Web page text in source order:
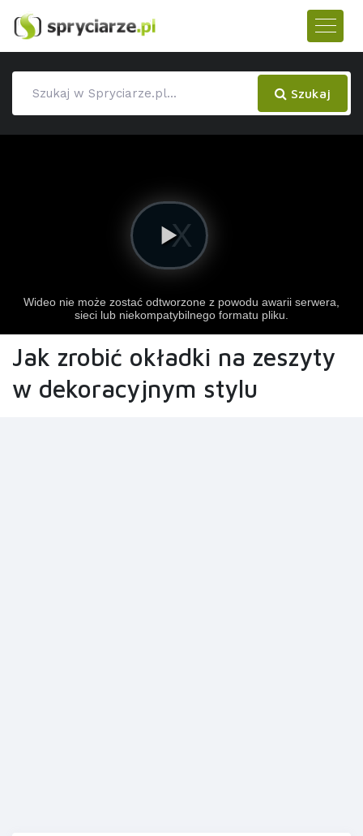
Szukaj
Jak zrobić okładki na zeszyty
w dekoracyjnym stylu